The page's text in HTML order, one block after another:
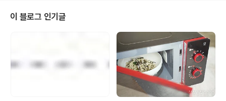
너무도 낯선, 하지만 알고나면 너무도 달콤한 다양한 잼의
세계로 빠져 보시겠습니까? 사실은 천차만별, 잼의 다양한
얼굴 이제껏 ‘잼’이라고 간단하게 한 글자로 불러왔지만 사
실 잼의 세상은 넓고도 깊다. 과일을 당과 함께 익혀 보존을
쉽게 한 음식들은 모두 잼으로 뭉뚱그려 부르고 있지만, 본
격적으로 ..
이 블로그 인기글